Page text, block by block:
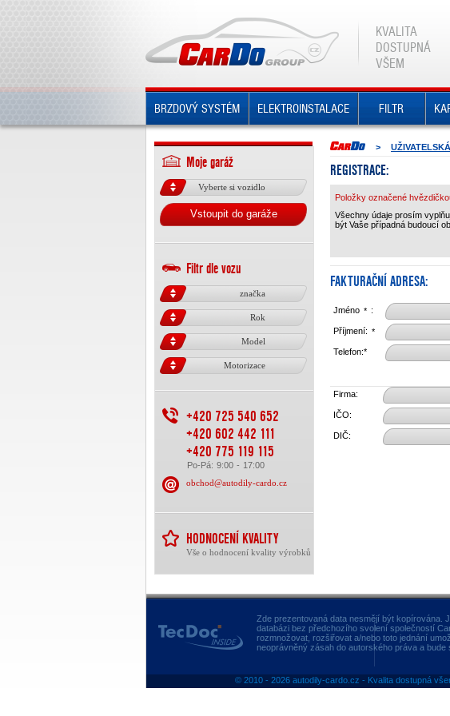
KVALITA
DOSTUPNÁ
VŠEM
BRZDOVÝ SYSTÉM ELEKTROINSTALACE FILTR
>
REGISTRACE:
Položky označené
Všechny údaje prosím
být Vaše případná budoucí
FAKTURAČNÍ ADRESA:
Jméno * :
Příjmení: *
Telefon:*
Firma:
IČO:
DIČ:
Moje garáž
Vyberte si vozidlo
Vstoupit do garáže
Filtr dle vozu
značka
Rok
Model
Motorizace
+420 725 540 652
+420 602 442 111
+420 775 119 115
Po-Pá: 9:00 - 17:00
obchod@autodily-cardo.cz
HODNOCENÍ KVALITY
Vše o hodnocení kvality výrobků
Zde prezentovaná data nesmějí být kopírována.
databázi bez předchozího svolení společností
rozmnožovat, rozšiřovat a/nebo toto jednání
neoprávněný zásah do autorského práva a bude
© 2010 - 2026 autodily-cardo.cz - Kvalita dostupná